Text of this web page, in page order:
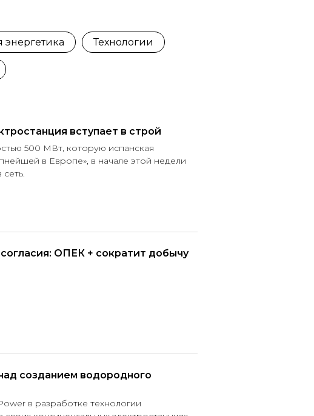
энергетика Технологии
вступает в строй
500 МВт, которую испанская
в Европе», в начале этой недели
ОПЕК + сократит добычу
созданием водородного
в разработке технологии